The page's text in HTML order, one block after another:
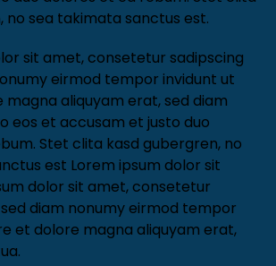
duo dolores et ea rebum. Stet clita
sit amet, consetetur sadipscing
eirmod tempor invidunt ut
aliquyam erat, sed diam
eos et accusam et justo duo
Stet clita kasd gubergren, no
est Lorem ipsum dolor sit
dolor sit amet, consetetur
diam nonumy eirmod tempor
et dolore magna aliquyam erat,